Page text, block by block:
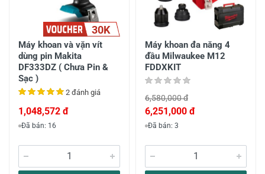
30K
Máy khoan và vặn vít
dùng pin Makita
DF333DZ ( Chưa Pin &
Sạc )
2 đánh giá
1,048,572 đ
Đã bán: 16
Máy khoan đa năng 4
đầu Milwaukee M12
FDDXKIT
6,580,000 đ
6,251,000 đ
Đã bán: 3